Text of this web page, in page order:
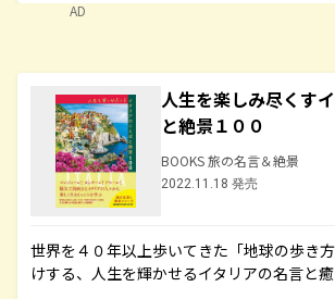
AD
人生を楽しみ尽くす
と絶景１００
BOOKS 旅の名言＆絶景
2022.11.18 発売
世界を４０年以上歩いてきた「地球の歩き
けする、人生を輝かせるイタリアの名言と